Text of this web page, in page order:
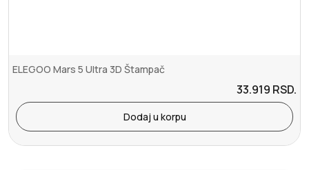
ELEGOO Mars 5 Ultra 3D Štampač
33.919 RSD.
Dodaj u korpu